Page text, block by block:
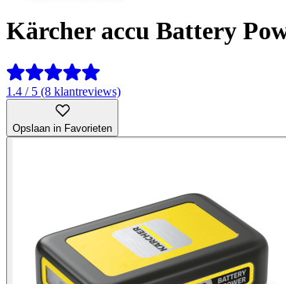
Kärcher accu Battery
1.4 / 5 (8 klantreviews)
Opslaan in Favorieten